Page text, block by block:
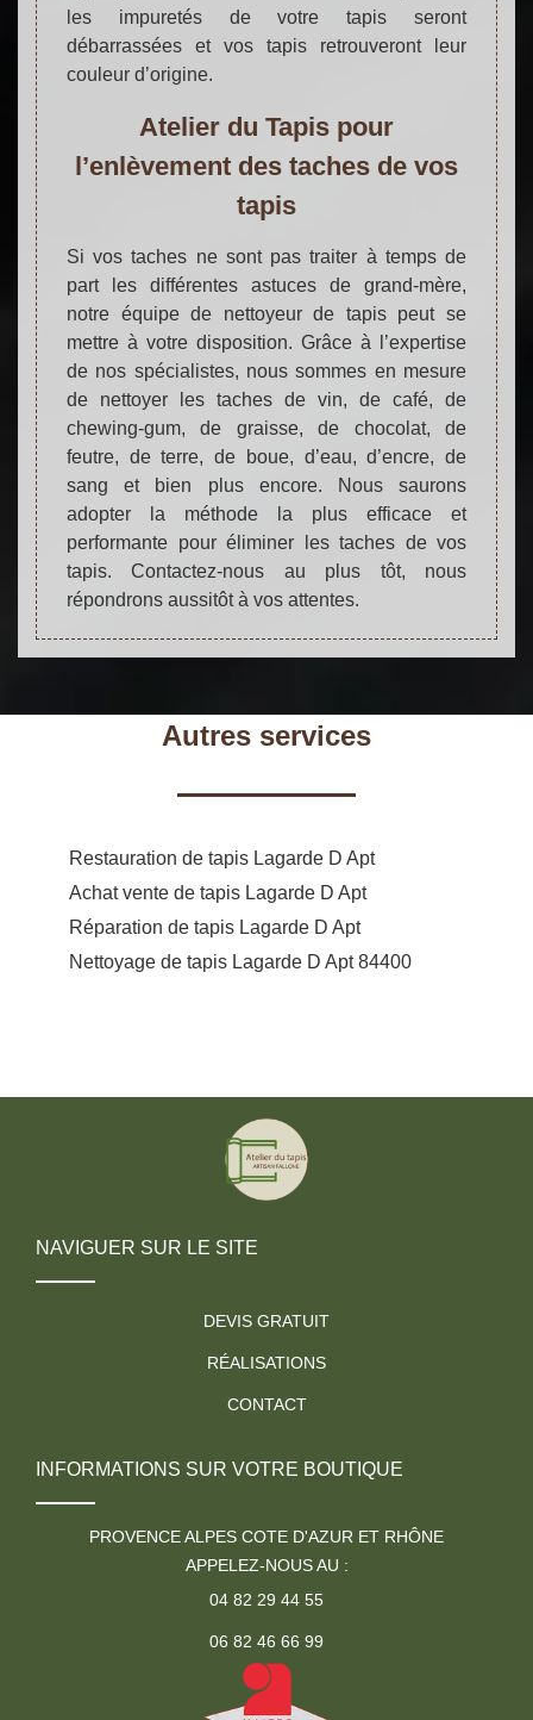
les impuretés de votre tapis seront
débarrassées et vos tapis retrouveront leur
couleur d’origine.
Atelier du Tapis pour
l’enlèvement des taches de vos
tapis
Si vos taches ne sont pas traiter à temps de
part les différentes astuces de grand-mère,
notre équipe de nettoyeur de tapis peut se
mettre à votre disposition. Grâce à l’expertise
de nos spécialistes, nous sommes en mesure
de nettoyer les taches de vin, de café, de
chewing-gum, de graisse, de chocolat, de
feutre, de terre, de boue, d’eau, d’encre, de
sang et bien plus encore. Nous saurons
adopter la méthode la plus efficace et
performante pour éliminer les taches de vos
tapis. Contactez-nous au plus tôt, nous
répondrons aussitôt à vos attentes.
Autres services
Restauration de tapis Lagarde D Apt
Achat vente de tapis Lagarde D Apt
Réparation de tapis Lagarde D Apt
Nettoyage de tapis Lagarde D Apt 84400
NAVIGUER SUR LE SITE
DEVIS GRATUIT
RÉALISATIONS
CONTACT
INFORMATIONS SUR VOTRE BOUTIQUE
PROVENCE ALPES COTE D'AZUR ET RHÔNE
APPELEZ-NOUS AU :
04 82 29 44 55
06 82 46 66 99